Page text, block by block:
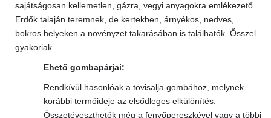
sajátságosan kellemetlen, gázra, vegyi anyagokra emlékezető.
Erdők talaján teremnek, de kertekben, árnyékos, nedves,
bokros helyeken a növényzet takarásában is találhatók. Ősszel
gyakoriak.
Ehető gombapárjai:
Rendkívül hasonlóak a tövisalja gombához, melynek
korábbi termőideje az elsődleges elkülönítés.
Összetéveszthetők még a fenyőpereszkével vagy a többi